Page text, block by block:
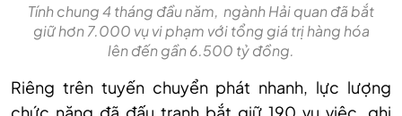
Tính chung 4 tháng đầu năm, ngành Hải quan đã bắt
giữ hơn 7.000 vụ vi phạm với tổng giá trị hàng hóa
lên đến gần 6.500 tỷ đồng.
Riêng trên tuyến chuyển phát nhanh, lực lượng
chức năng đã đấu tranh bắt giữ 190 vụ việc, ghi